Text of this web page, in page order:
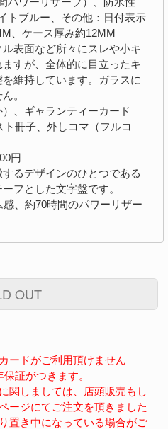
トブルー、その他：日付表示
、ケース厚み約12MM
ル表面など所々にスレや小キ
すが、全体的に目立ったキ
維持しています。ガラスに
。
）、ギャランティーカード
ト冊子、外しコマ（フルコ
円
するデザインのひとつである
フとした文字盤です。
、約70時間のパワーリザー
OUT
ードがご利用頂けません
証がつきます。
関しましては、店頭販売もし
ージにてご注文を頂きました
置き中になっている場合がご